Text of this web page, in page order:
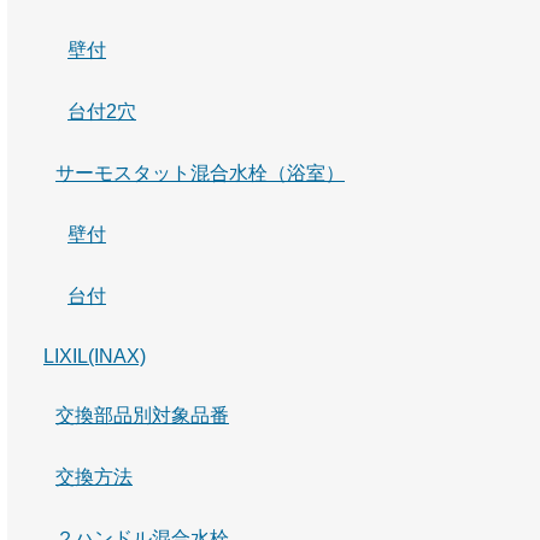
壁付
台付2穴
サーモスタット混合水栓（浴室）
壁付
台付
LIXIL(INAX)
交換部品別対象品番
交換方法